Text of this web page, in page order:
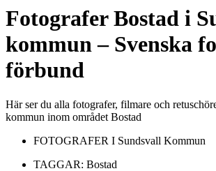
FotograferBostad i
kommun– Svenska
förbund
Här ser du alla fotografer, filmare och
kommun inom området Bostad
FOTOGRAFER I Sundsvall Kommun
TAGGAR: Bostad